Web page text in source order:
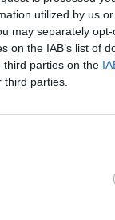
utilized by us
may separately
on the IAB’s list of
third parties on the
parties.
εσείς
και
το ως
να